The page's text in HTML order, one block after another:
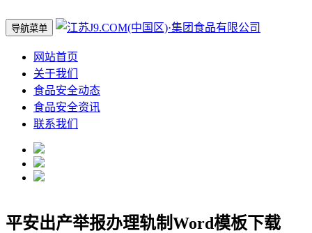
导航菜单
网站首页
关于我们
食品安全动态
食品安全资讯
联系我们
平安出产举报办理轨制Word模板下载